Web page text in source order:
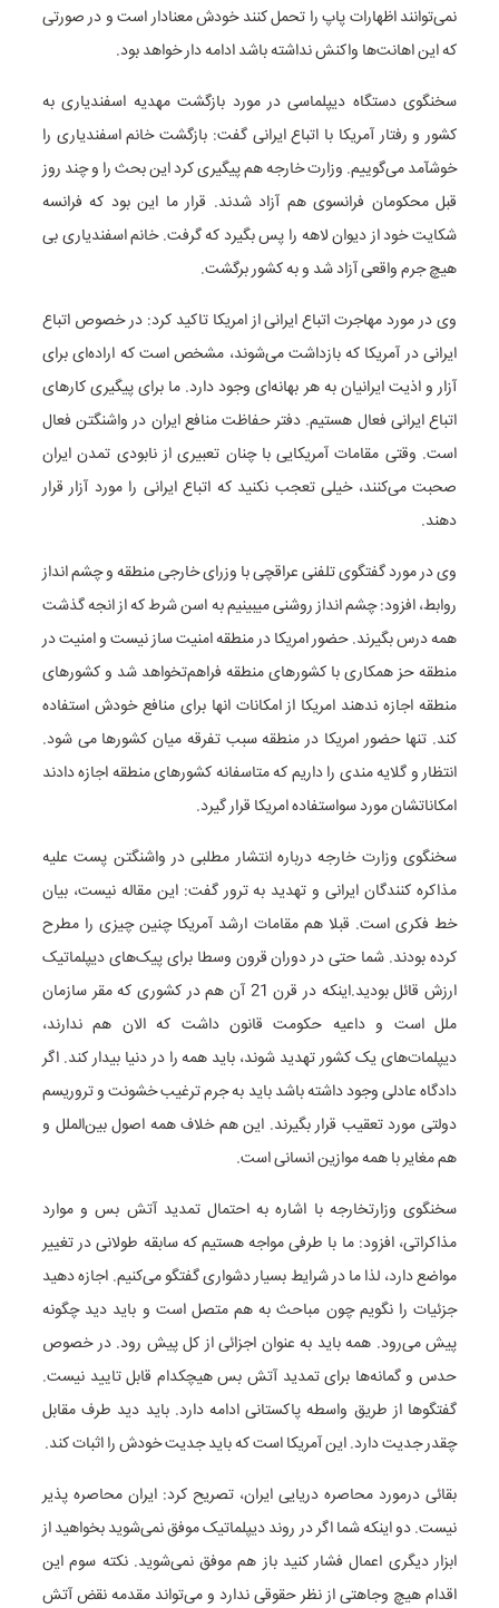
نمی‌توانند اظهارات پاپ را تحمل کنند خودش معنادار است و در صورتی
که این اهانت‌ها واکنش نداشته باشد ادامه دار خواهد بود.
سخنگوی دستگاه دیپلماسی در مورد بازگشت مهدیه اسفندیاری به
کشور و رفتار آمریکا با اتباع ایرانی گفت: بازگشت خانم اسفندیاری را
خوشآمد می‌گوییم. وزارت خارجه هم پیگیری کرد این بحث را و چند روز
قبل محکومان فرانسوی هم آزاد شدند. قرار ما این بود که فرانسه
شکایت خود از دیوان لاهه را پس بگیرد که گرفت. خانم اسفندیاری بی
هیچ جرم واقعی آزاد شد و به کشور برگشت.
وی در مورد مهاجرت اتباع ایرانی از امریکا تاکید کرد: در خصوص اتباع
ایرانی در آمریکا که بازداشت می‌شوند، مشخص است که اراده‌ای برای
آزار و اذیت ایرانیان به هر بهانه‌ای وجود دارد. ما برای پیگیری کارهای
اتباع ایرانی فعال هستیم. دفتر حفاظت منافع ایران در واشنگتن فعال
است. وقتی مقامات آمریکایی با چنان تعبیری از نابودی تمدن ایران
صحبت می‌کنند، خیلی تعجب نکنید که اتباع ایرانی را مورد آزار قرار
دهند.
وی در مورد گفتگوی تلفنی عراقچی با وزرای خارجی منطقه و چشم انداز
روابط، افزود: چشم انداز روشنی میبینیم به اسن شرط که از انجه گذشت
همه درس بگیرند. حضور امریکا در منطقه امنیت ساز نیست و امنیت در
منطقه حز همکاری با کشورهای منطقه فراهم‌تخواهد شد و کشورهای
منطقه اجازه ندهند امریکا از امکانات انها برای منافع خودش استفاده
کند. تنها حضور امریکا در منطقه سبب تفرقه میان کشورها می شود.
انتظار و گلایه مندی را داریم که متاسفانه کشورهای منطقه اجازه دادند
امکاناتشان مورد سواستفاده امریکا قرار گیرد.
سخنگوی وزارت خارجه درباره انتشار مطلبی در واشنگتن پست علیه
مذاکره کنندگان ایرانی و تهدید به ترور گفت: این مقاله نیست، بیان
خط فکری است. قبلا هم مقامات ارشد آمریکا چنین چیزی را مطرح
کرده بودند. شما حتی در دوران قرون وسطا برای پیک‌های دیپلماتیک
ارزش قائل بودید.اینکه در قرن 21 آن هم در کشوری که مقر سازمان
ملل است و داعیه حکومت قانون داشت که الان هم ندارند،
دیپلمات‌های یک کشور تهدید شوند، باید همه را در دنیا بیدار کند. اگر
دادگاه عادلی وجود داشته باشد باید به جرم ترغیب خشونت و تروریسم
دولتی مورد تعقیب قرار بگیرند. این هم خلاف همه اصول بین‌الملل و
هم مغایر با همه موازین انسانی است.
سخنگوی وزارتخارجه با اشاره به احتمال تمدید آتش بس و موارد
مذاکراتی، افزود: ما با طرفی مواجه هستیم که سابقه طولانی در تغییر
مواضع دارد، لذا ما در شرایط بسیار دشواری گفتگو می‌کنیم. اجازه دهید
جزئیات را نگویم چون مباحث به هم متصل است و باید دید چگونه
پیش می‌رود. همه باید به عنوان اجزائی از کل پیش رود. در خصوص
حدس و گمانه‌ها برای تمدید آتش بس هیچکدام قابل تایید نیست.
گفتگوها از طریق واسطه پاکستانی ادامه دارد. باید دید طرف مقابل
چقدر جدیت دارد. این آمریکا است که باید جدیت خودش را اثبات کند.
بقائی درمورد محاصره دریایی ایران، تصریح کرد: ایران محاصره پذیر
نیست. دو اینکه شما اگر در روند دیپلماتیک موفق نمی‌شوید بخواهید از
ابزار دیگری اعمال فشار کنید باز هم موفق نمی‌شوید. نکته سوم این
اقدام هیچ وجاهتی از نظر حقوقی ندارد و می‌تواند مقدمه نقض آتش